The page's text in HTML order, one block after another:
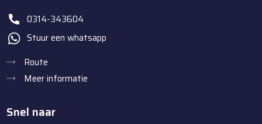
0314-343604
Stuur een whatsapp
Route
Meer informatie
Snel naar